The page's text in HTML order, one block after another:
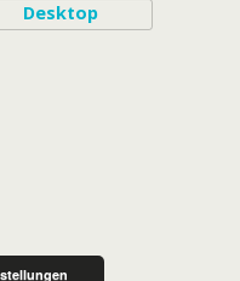
Desktop